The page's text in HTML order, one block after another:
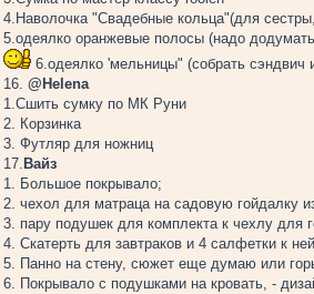
4.Hаволочка "Свадебные кольца"(для
5.одеялко оранжевые полосы (надо
6.одеялко 'мельницы" (собрать сэндвич
16. @Helena
1.Сшить сумку по МК Руни
2. Корзинка
3. Футляр для ножниц
17. Вайз
1. Большое покрывало;
2. чехол для матраца на садовую гойдалку
3. пару подушек для комплекта к чехлу для
4. Скатерть для завтраков и 4 салфетки к
5. Панно на стену, сюжет еще думаю или
6. Покрывало с подушками на кровать, -